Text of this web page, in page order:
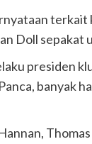
terkait
Doll sepakat
presiden
banyak